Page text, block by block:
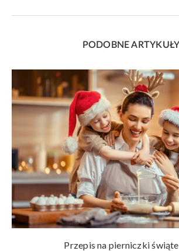
PODOBNE ARTYKUŁY
Przepis na pierniczki